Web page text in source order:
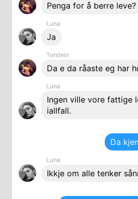
Penga for å berre leve?
Luna
Ja
Torstein
Da e da råaste eg har
Luna
Ingen ville vore fattige
iallfall.
Da
Luna
Ikkje om alle tenker